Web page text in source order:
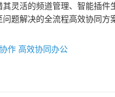
灵活的频道管理、智能插件
题解决的全流程高效协同方
作 高效协同办公